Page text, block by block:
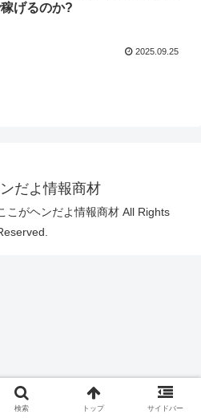
げるのか?
2025.09.25
だよ情報商材
がヘンだよ情報商材 All Rights
検索 トップ サイドバー